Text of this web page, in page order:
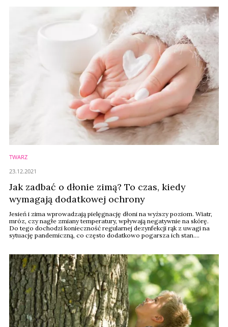
dystrybutorzy.
TWARZ
Jak zadbać o dłonie zimą? To czas, kiedy
wymagają dodatkowej ochrony
Jesień i zima wprowadzają pielęgnację dłoni na wyższy poziom. Wiatr,
mróz, czy nagłe zmiany temperatury, wpływają negatywnie na skórę.
Do tego dochodzi konieczność regularnej dezynfekcji rąk z uwagi na
sytuację pandemiczną, co często dodatkowo pogarsza ich stan.
23.12.2021